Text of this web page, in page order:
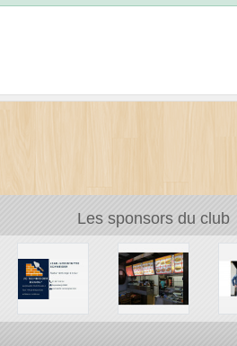
Les sponsors du club